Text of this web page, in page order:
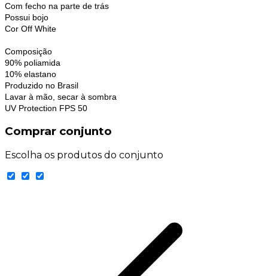
Com fecho na parte de trás
Possui bojo
Cor Off White
Composição
90% poliamida
10% elastano
Produzido no Brasil
Lavar à mão, secar à sombra
UV Protection FPS 50
Comprar conjunto
Escolha os produtos do conjunto